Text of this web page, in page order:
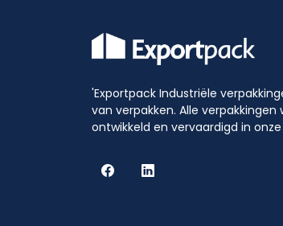
'Exportpack Industriële
van verpakken. Alle verpakkingen
ontwikkeld en vervaardigd in